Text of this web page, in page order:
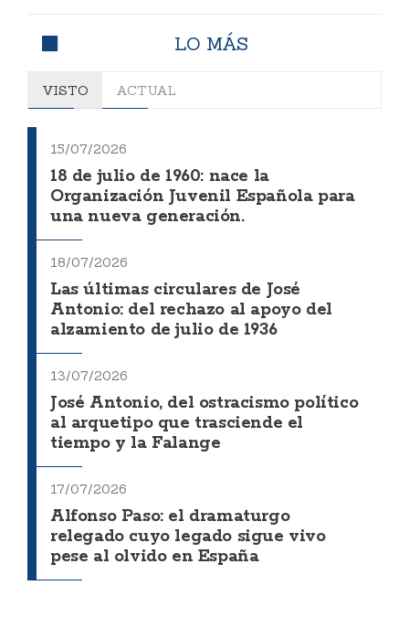
LO MÁS
VISTO ACTUAL
15/07/2026
18 de julio de 1960: nace la
Organización Juvenil Española para
una nueva generación.
18/07/2026
Las últimas circulares de José
Antonio: del rechazo al apoyo del
alzamiento de julio de 1936
13/07/2026
José Antonio, del ostracismo político
al arquetipo que trasciende el
tiempo y la Falange
17/07/2026
Alfonso Paso: el dramaturgo
relegado cuyo legado sigue vivo
pese al olvido en España